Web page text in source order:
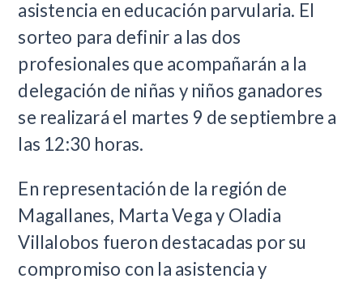
asistencia en educación parvularia. El
sorteo para definir a las dos
profesionales que acompañarán a la
delegación de niñas y niños ganadores
se realizará el martes 9 de septiembre a
las 12:30 horas.
En representación de la región de
Magallanes, Marta Vega y Oladia
Villalobos fueron destacadas por su
compromiso con la asistencia y